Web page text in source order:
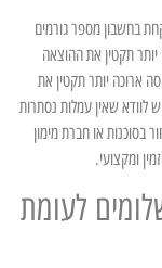
בחשבון מספר גורמים
תקטין את ההוצאה
ארוכה יותר תקטין את
לוודא שאין עמלות נסתרות
בסוכנות או חברת מימון
ומקצועי.
לעומת